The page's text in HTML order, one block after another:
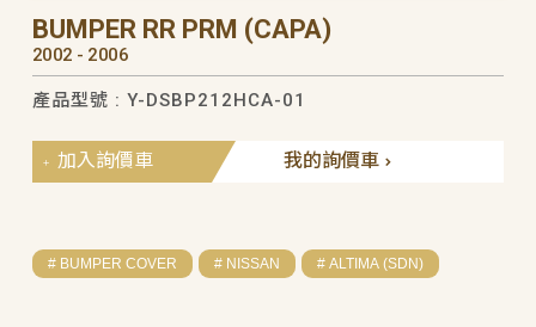
BUMPER RR PRM (CAPA)
2002 - 2006
產品型號 : Y-DSBP212HCA-01
我的詢價車
加入詢價車
# BUMPER COVER # NISSAN # ALTIMA (SDN)